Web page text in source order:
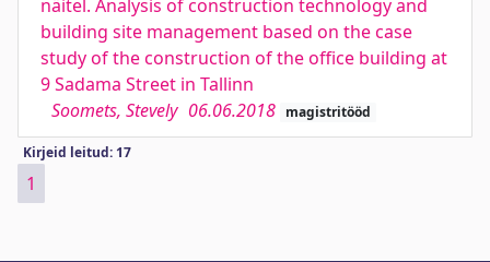
näitel. Analysis of construction technology and
building site management based on the case
study of the construction of the office building at
9 Sadama Street in Tallinn
Soomets, Stevely 06.06.2018 magistritööd
Kirjeid leitud: 17
1